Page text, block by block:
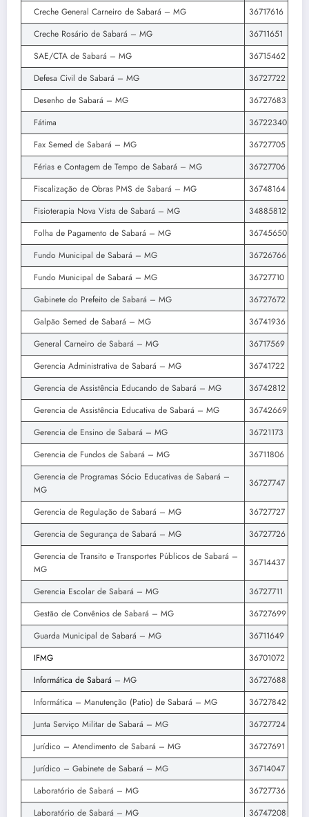
Creche General Carneiro de Sabará – MG
36717616
Creche Rosário de Sabará – MG
36711651
SAE/CTA de Sabará – MG
36715462
Defesa Civil de Sabará – MG
36727722
Desenho de Sabará – MG
36727683
Fátima
36722340
Fax Semed de Sabará – MG
36727705
Férias e Contagem de Tempo de Sabará – MG
36727706
Fiscalização de Obras PMS de Sabará – MG
36748164
Fisioterapia Nova Vista de Sabará – MG
34885812
Folha de Pagamento de Sabará – MG
36745650
Fundo Municipal de Sabará – MG
36726766
Fundo Municipal de Sabará – MG
36727710
Gabinete do Prefeito de Sabará – MG
36727672
Galpão Semed de Sabará – MG
36741936
General Carneiro de Sabará – MG
36717569
Gerencia Administrativa de Sabará – MG
36741722
Gerencia de Assistência Educando de Sabará – MG
36742812
Gerencia de Assistência Educativa de Sabará – MG
36742669
Gerencia de Ensino de Sabará – MG
36721173
Gerencia de Fundos de Sabará – MG
36711806
Gerencia de Programas Sócio Educativas de Sabará –
MG
36727747
Gerencia de Regulação de Sabará – MG
36727727
Gerencia de Segurança de Sabará – MG
36727726
Gerencia de Transito e Transportes Públicos de Sabará –
MG
36714437
Gerencia Escolar de Sabará – MG
36727711
Gestão de Convênios de Sabará – MG
36727699
Guarda Municipal de Sabará – MG
36711649
IFMG
36701072
Informática de Sabará – MG
36727688
Informática – Manutenção (Patio) de Sabará – MG
36727842
Junta Serviço Militar de Sabará – MG
36727724
Jurídico – Atendimento de Sabará – MG
36727691
Jurídico – Gabinete de Sabará – MG
36714047
Laboratório de Sabará – MG
36727736
Laboratório de Sabará – MG
36747208